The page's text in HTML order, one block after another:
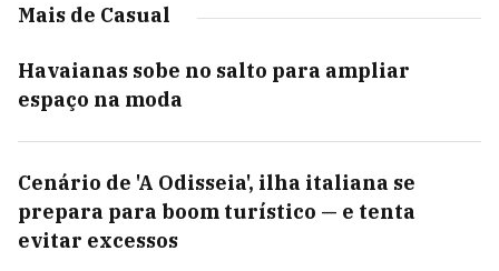
Mais de Casual
Havaianas sobe no salto para ampliar
espaço na moda
Cenário de 'A Odisseia', ilha italiana se
prepara para boom turístico — e tenta
evitar excessos